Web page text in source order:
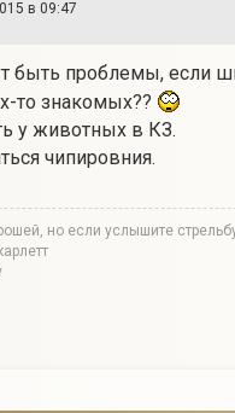
в 09:47
быть проблемы, если
то знакомых??
у животных в КЗ.
чипировния.
но если услышите